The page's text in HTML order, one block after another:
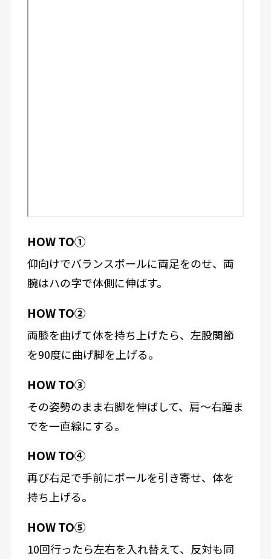
HOW TO①
仰向けでバランスボールに両足をのせ、両
腕はハの字で体側に伸ばす。
HOW TO②
両膝を曲げて体を持ち上げたら、左股関節
を90度に曲げ脚を上げる。
HOW TO③
その姿勢のまま右脚を伸ばして、肩～右踵ま
でを一直線にする。
HOW TO④
再び右足で手前にボールを引き寄せ、体を
持ち上げる。
HOW TO⑤
10回行ったら左右を入れ替えて、反対も同